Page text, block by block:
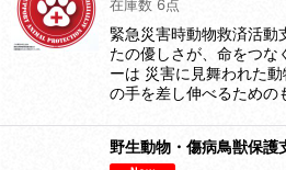
在庫数 6点
緊急災害時動物救済活動
たの優しさが、命をつ
ーは 災害に見舞われた
の手を差し伸べるための
野生動物・傷病鳥獣保護